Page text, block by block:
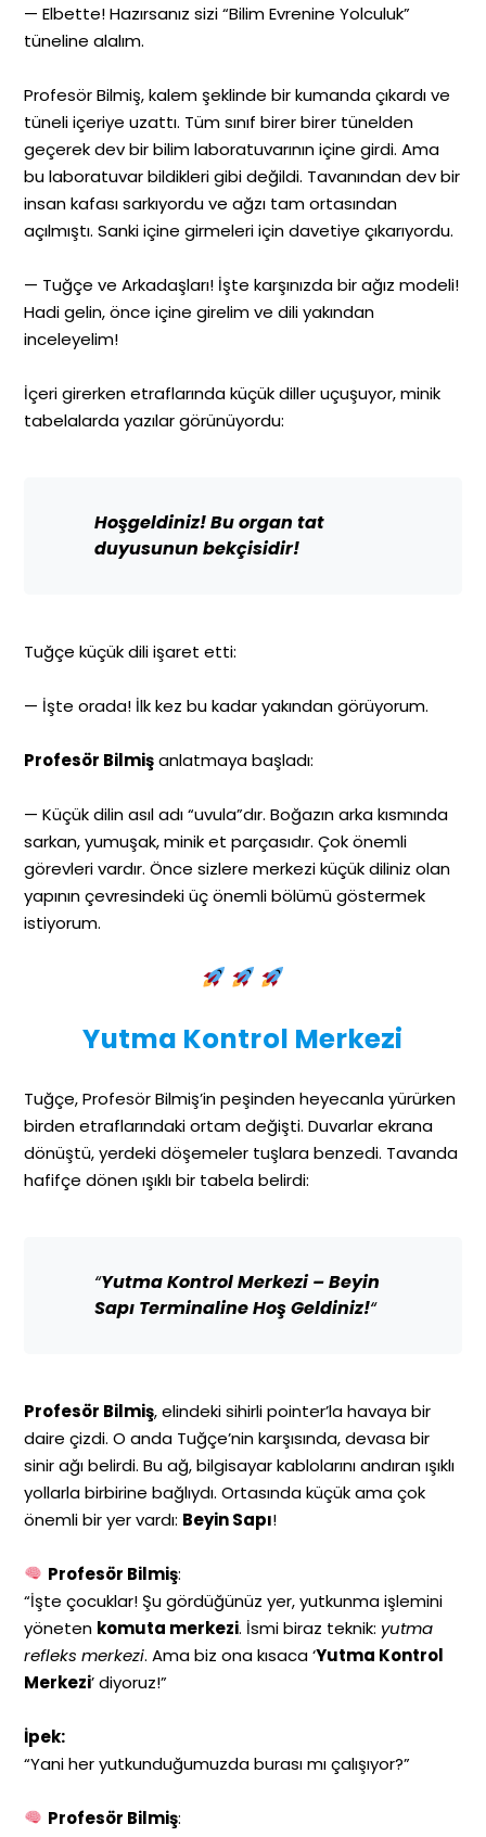
— Elbette! Hazırsanız sizi “Bilim Evrenine Yolculuk”
tüneline alalım.
Profesör Bilmiş, kalem şeklinde bir kumanda çıkardı ve
tüneli içeriye uzattı. Tüm sınıf birer birer tünelden
geçerek dev bir bilim laboratuvarının içine girdi. Ama
bu laboratuvar bildikleri gibi değildi. Tavanından dev bir
insan kafası sarkıyordu ve ağzı tam ortasından
açılmıştı. Sanki içine girmeleri için davetiye çıkarıyordu.
— Tuğçe ve Arkadaşları! İşte karşınızda bir ağız modeli!
Hadi gelin, önce içine girelim ve dili yakından
inceleyelim!
İçeri girerken etraflarında küçük diller uçuşuyor, minik
tabelalarda yazılar görünüyordu:
Hoşgeldiniz! Bu organ tat
duyusunun bekçisidir!
Tuğçe küçük dili işaret etti:
— İşte orada! İlk kez bu kadar yakından görüyorum.
Profesör Bilmişanlatmaya başladı:
— Küçük dilin asıl adı “uvula”dır. Boğazın arka kısmında
sarkan, yumuşak, minik et parçasıdır. Çok önemli
görevleri vardır. Önce sizlere merkezi küçük diliniz olan
yapının çevresindeki üç önemli bölümü göstermek
istiyorum.
Yutma Kontrol Merkezi
Tuğçe, Profesör Bilmiş’in peşinden heyecanla yürürken
birden etraflarındaki ortam değişti. Duvarlar ekrana
dönüştü, yerdeki döşemeler tuşlara benzedi. Tavanda
hafifçe dönen ışıklı bir tabela belirdi:
“Yutma Kontrol Merkezi – Beyin
Sapı Terminaline Hoş Geldiniz!“
Profesör Bilmiş, elindeki sihirli pointer’la havaya bir
daire çizdi. O anda Tuğçe’nin karşısında, devasa bir
sinir ağı belirdi. Bu ağ, bilgisayar kablolarını andıran ışıklı
yollarla birbirine bağlıydı. Ortasında küçük ama çok
önemli bir yer vardı: Beyin Sapı!
Profesör Bilmiş:
“İşte çocuklar! Şu gördüğünüz yer, yutkunma işlemini
yöneten komuta merkezi. İsmi biraz teknik: yutma
refleks merkezi. Ama biz ona kısaca ‘Yutma Kontrol
Merkezi’ diyoruz!”
İpek:
“Yani her yutkunduğumuzda burası mı çalışıyor?”
Profesör Bilmiş: